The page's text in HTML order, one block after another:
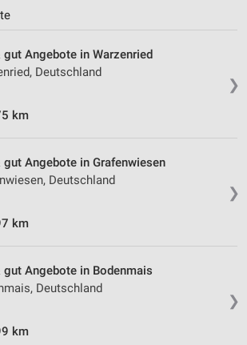
❯
gut Angebote in Warzenried
Deutschland
km
❯
gut Angebote in Grafenwiesen
Deutschland
km
❯
gut Angebote in Bodenmais
Deutschland
km